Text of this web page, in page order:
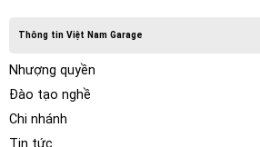
Thông tin Việt Nam Garage
Nhượng quyền
Đào tạo nghề
Chi nhánh
Tin tức